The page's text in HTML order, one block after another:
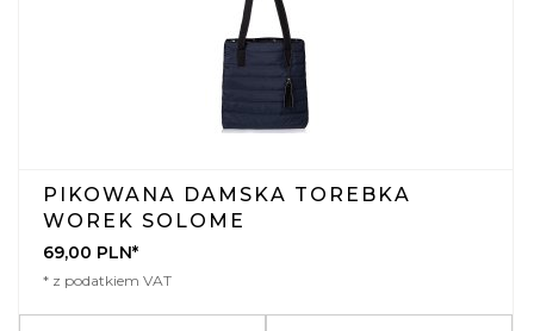
PIKOWANA DAMSKA TOREBKA
WOREK SOLOME
69,00 PLN*
* z podatkiem VAT